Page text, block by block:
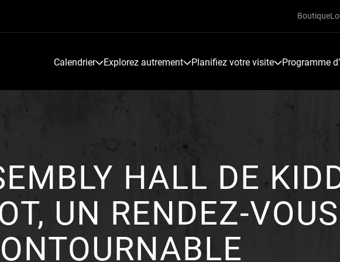
Calendrier Explorez autrement Planifiez votre visite Programme
Boutique
HALL DE
UN RENDEZ-VOUS